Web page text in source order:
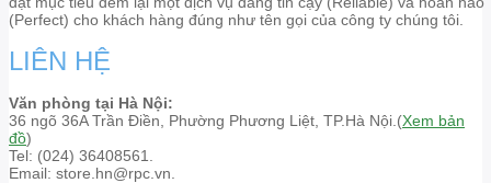
(Perfect) cho khách hàng đúng như tên gọi của công ty chúng tôi.
LIÊN HỆ
Văn phòng tại Hà Nội:
36 ngõ 36A Trần Điền, Phường Phương Liệt, TP.Hà Nội.(Xem bản
đồ)
Tel: (024) 36408561.
Email: store.hn@rpc.vn.